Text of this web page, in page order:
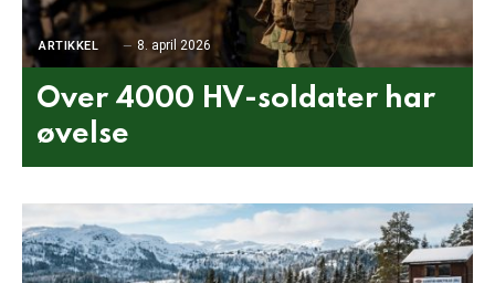
ARTIKKEL 8. april 2026
Over 4000 HV-soldater har
øvelse